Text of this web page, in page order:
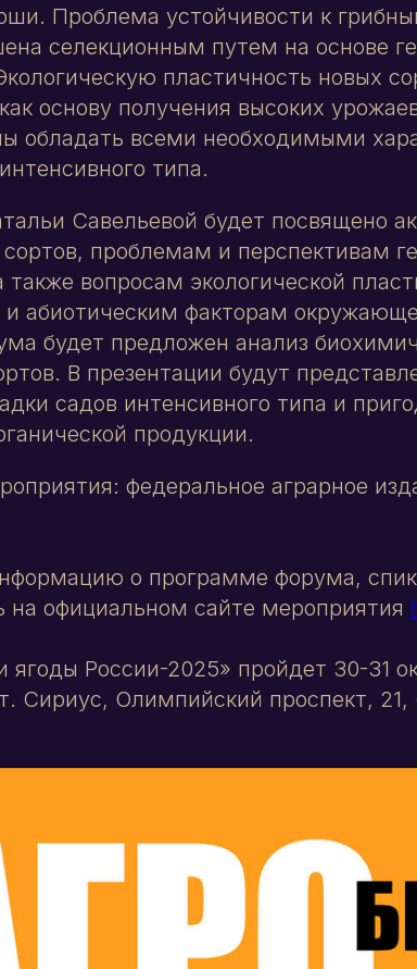
Проблема устойчивости к
селекционным путем на основе
пластичность новых
основу получения высоких
обладать всеми необходимыми
типа.
Савельевой будет посвящено
проблемам и перспективам
также вопросам экологической
и абиотическим факторам
будет предложен анализ
В презентации будут
садов интенсивного типа и
продукции.
федеральное аграрное
о программе форума,
на официальном сайте мероприятия
России-2025» пройдет 30-31
Сириус, Олимпийский проспект, 21,